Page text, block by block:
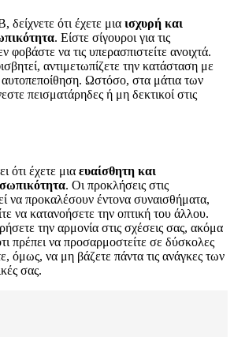
ότι έχετε μια ισχυρή και
. Είστε σίγουροι για τις
φοβάστε να τις υπερασπιστείτε ανοιχτά.
αντιμετωπίζετε την κατάσταση με
αυτοπεποίθηση. Ωστόσο, στα μάτια των
πεισματάρηδες ή μη δεκτικοί στις
ότι έχετε μια ευαίσθητη και
. Οι προκλήσεις στις
να προκαλέσουν έντονα συναισθήματα,
να κατανοήσετε την οπτική του άλλου.
την αρμονία στις σχέσεις σας, ακόμα
πρέπει να προσαρμοστείτε σε δύσκολες
όμως, να μη βάζετε πάντα τις ανάγκες των
σας.